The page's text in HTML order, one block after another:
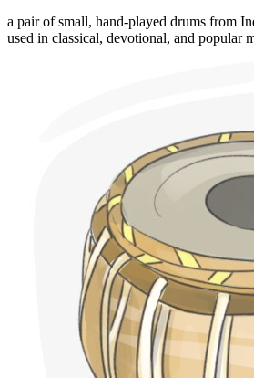
a pair of small, hand-played drums from
used in classical, devotional, and popular